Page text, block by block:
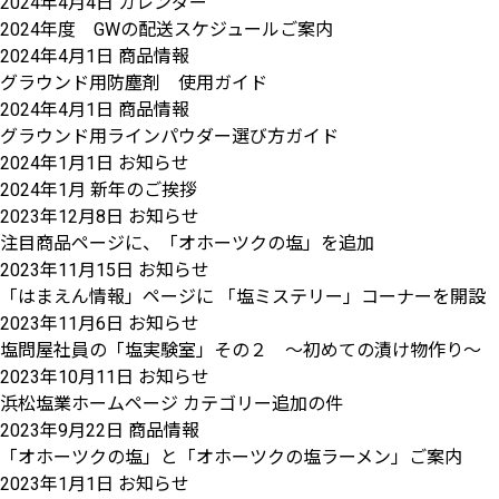
2024年度 GWの配送スケジュールご案内
2024年4月1日 商品情報
グラウンド用防塵剤 使用ガイド
2024年4月1日 商品情報
グラウンド用ラインパウダー選び方ガイド
2024年1月1日 お知らせ
2024年1月 新年のご挨拶
2023年12月8日 お知らせ
注目商品ページに、「オホーツクの塩」を追加
2023年11月15日 お知らせ
「はまえん情報」ページに 「塩ミステリー」コーナーを開設
2023年11月6日 お知らせ
塩問屋社員の「塩実験室」その２ ～初めての漬け物作り～
2023年10月11日 お知らせ
浜松塩業ホームページ カテゴリー追加の件
2023年9月22日 商品情報
「オホーツクの塩」と「オホーツクの塩ラーメン」ご案内
2023年1月1日 お知らせ